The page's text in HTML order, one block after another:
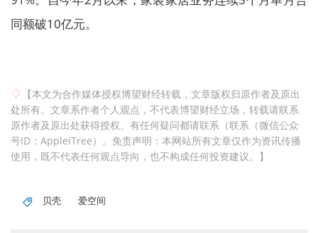
同额破10亿元。
【本文为合作媒体授权博望财经转载，文章版权归原作者及原出
处所有。文章系作者个人观点，不代表博望财经立场，转载请联系
原作者及原出处获得授权。有任何疑问都请联系（联系（微信公众
号ID：AppleiTree）。免责声明：本网站所有文章仅作为资讯传播
使用，既不代表任何观点导向，也不构成任何投资建议。】
贝壳 爱空间